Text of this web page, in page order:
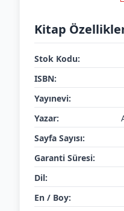
Kitap
Stok Kodu:
ISBN:
Yayınevi:
Yazar:
Sayfa Sayısı:
Garanti Süresi:
Dil:
En / Boy: